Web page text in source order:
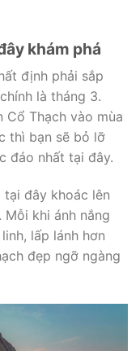
khám phá
định phải sắp
là tháng 3.
Cổ Thạch vào mùa
thì bạn sẽ bỏ lỡ
đáo nhất tại đây.
đây khoác lên
Mỗi khi ánh nắng
lấp lánh hơn
đẹp ngỡ ngàng